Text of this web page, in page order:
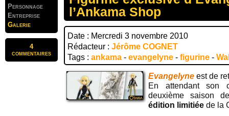
Personnage
Entreprise
Galerie
4
commentaires
l’Ankama Shop
Date : Mercredi 3 novembre 2010
Rédacteur : Jérôme COGNET
Tags : ankama - evangelyne - figurine -
Evangelyne est de
En attendant son
deuxième saison
édition limitiée de la